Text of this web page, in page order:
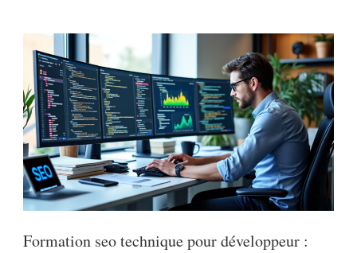
Formation seo technique pour développeur :